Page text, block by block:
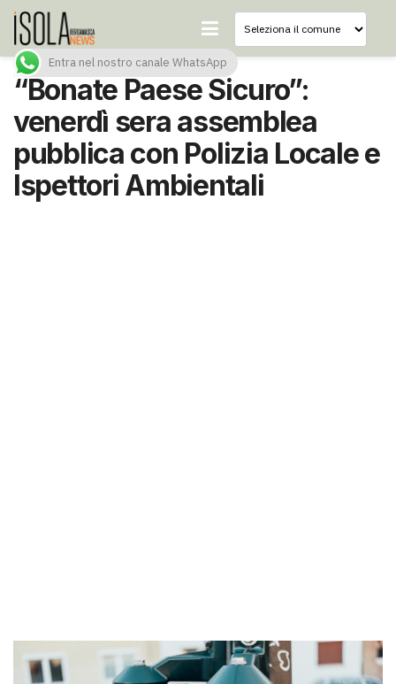
“Bonate Paese Sicuro”:
venerdì sera assemblea
pubblica con Polizia Locale e
Ispettori Ambientali
Entra nel nostro canale WhatsApp